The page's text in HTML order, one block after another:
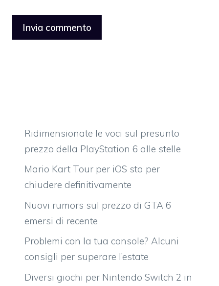
Ridimensionate le voci sul presunto
prezzo della PlayStation 6 alle stelle
Mario Kart Tour per iOS sta per
chiudere definitivamente
Nuovi rumors sul prezzo di GTA 6
emersi di recente
Problemi con la tua console? Alcuni
consigli per superare l’estate
Diversi giochi per Nintendo Switch 2 in